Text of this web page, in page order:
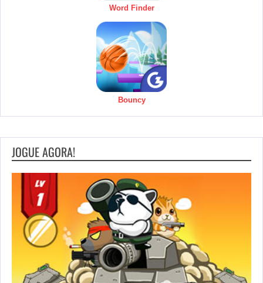
Word Finder
Bouncy
JOGUE AGORA!